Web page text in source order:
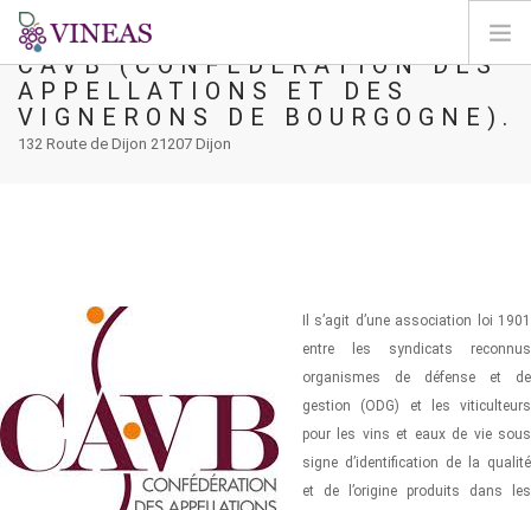
HOME
ABOUT VINEAS
CAVB (CONFÉDÉRATION DES
APPELLATIONS ET DES
VIGNERONS DE BOURGOGNE).
132 Route de Dijon 21207 Dijon
Il s’agit d’une association loi 1901
entre les syndicats reconnus
organismes de défense et de
gestion (ODG) et les viticulteurs
pour les vins et eaux de vie sous
signe d’identification de la qualité
et de l’origine produits dans les